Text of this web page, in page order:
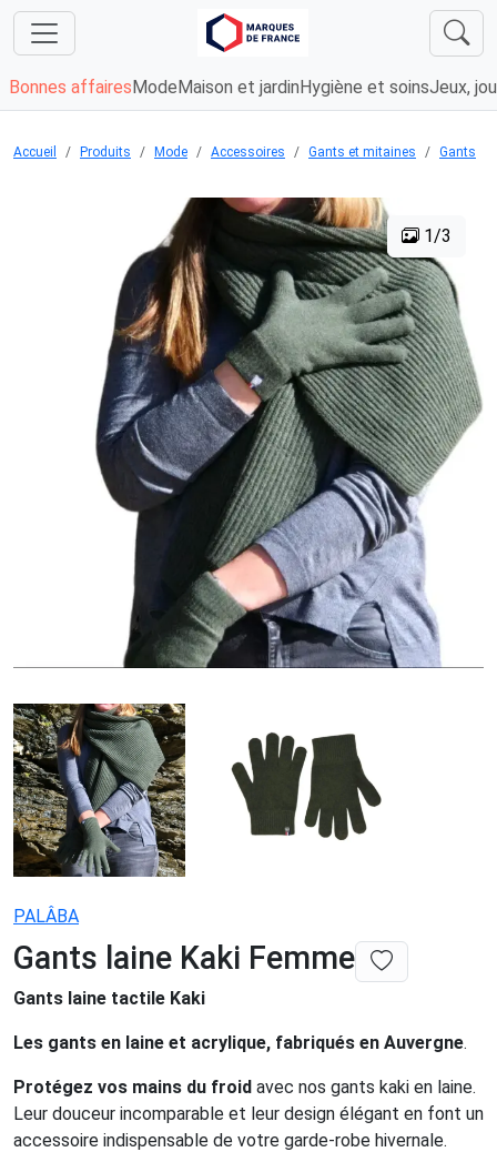
Bonnes affaires Mode Maison et jardin Hygiène et soinsJeux,
Accueil Produits Mode Accessoires Gants et mitaines Gants
1/3
PALÂBA
Gants laine Kaki Femme
Gants laine tactile Kaki
Les gants en laine et acrylique, fabriqués en Auvergne.
Protégez vos mains du froid avec nos gants kaki en laine.
Leur douceur incomparable et leur design élégant en font un
accessoire indispensable de votre garde-robe hivernale.